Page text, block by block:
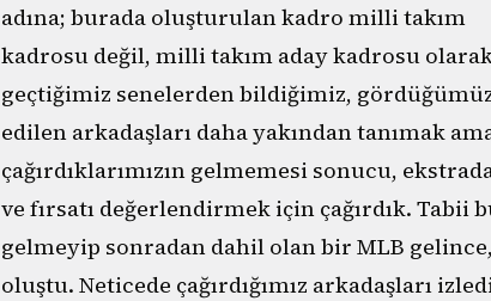
adına; burada oluşturulan kadro milli takım
kadrosu değil, milli takım aday kadrosu
geçtiğimiz senelerden bildiğimiz,
edilen arkadaşları daha yakından tanımak
çağırdıklarımızın gelmemesi sonucu,
ve fırsatı değerlendirmek için çağırdık. Tabii
gelmeyip sonradan dahil olan bir MLB
oluştu. Neticede çağırdığımız arkadaşları